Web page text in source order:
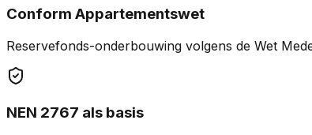
Conform Appartementswet
Reservefonds-onderbouwing volgens de Wet
NEN 2767 als basis